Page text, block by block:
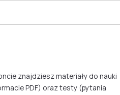
znajdziesz materiały do nauki
PDF) oraz testy (pytania